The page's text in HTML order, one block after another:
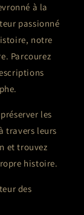
à la
passionné
notre
Parcourez
les
travers leurs
et trouvez
histoire.
des